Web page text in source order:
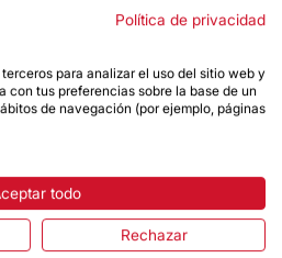
de compra
Política de privacidad
para analizar el uso del sitio web y
con tus preferencias sobre la base de un
de navegación (por ejemplo, páginas
todo
Rechazar